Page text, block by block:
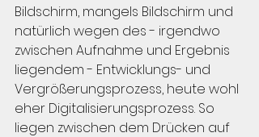
Bildschirm, mangels Bildschirm und
natürlich wegen des - irgendwo
zwischen Aufnahme und Ergebnis
liegendem - Entwicklungs- und
Vergrößerungsprozess, heute wohl
eher Digitalisierungsprozess. So
liegen zwischen dem Drücken auf